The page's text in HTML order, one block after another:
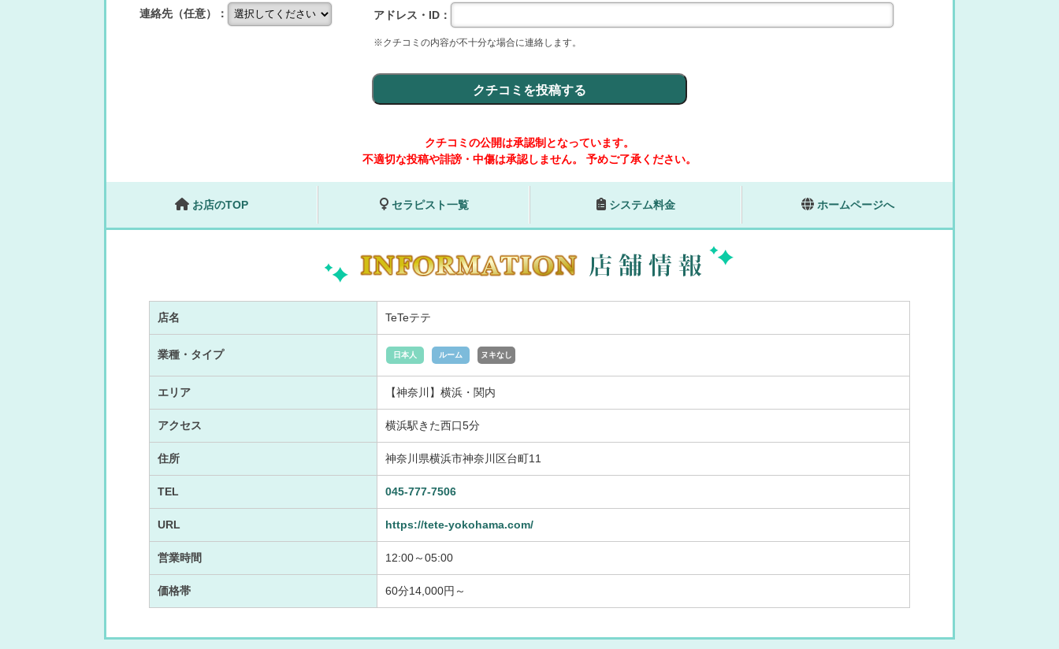
連絡先（任意）： アドレス・ID：
※クチコミの内容が不十分な場合に連絡します。
クチコミの公開は承認制となっています。
不適切な投稿や誹謗・中傷は承認しません。
予めご了承ください。
お店のTOP セラピスト一覧 システム料金 ホームページへ
店名 TeTeテテ
業種・タイプ 日本人 ルーム ヌキなし
エリア 【神奈川】横浜・関内
アクセス 横浜駅きた西口5分
住所 神奈川県横浜市神奈川区台町11
TEL 045-777-7506
URL https://tete-yokohama.com/
営業時間 12:00～05:00
価格帯 60分14,000円～